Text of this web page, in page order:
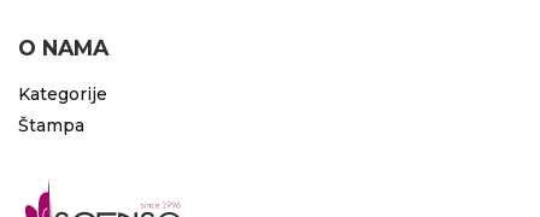
O NAMA
Kategorije
Štampa